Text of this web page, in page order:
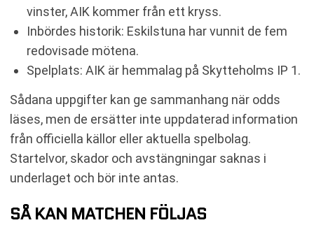
vinster, AIK kommer från ett kryss.
Inbördes historik: Eskilstuna har vunnit de fem
redovisade mötena.
Spelplats: AIK är hemmalag på Skytteholms IP 1.
Sådana uppgifter kan ge sammanhang när odds
läses, men de ersätter inte uppdaterad information
från officiella källor eller aktuella spelbolag.
Startelvor, skador och avstängningar saknas i
underlaget och bör inte antas.
SÅ KAN MATCHEN FÖLJAS